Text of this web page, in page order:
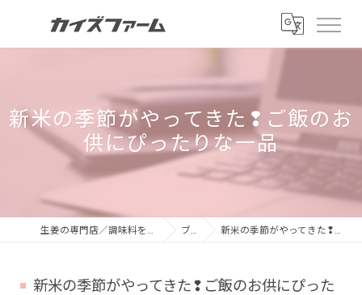
新米の季節がやってきた❢ご飯のお
供にぴったりな一品
生姜の専門店／調味料をお探しならカイズファーム ブログ 新米の季節がやってきた❢ご飯のお供にぴったりな一品
新米の季節がやってきた❢ご飯のお供にぴった